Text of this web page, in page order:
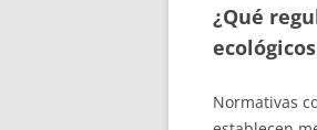
¿Qué
Normativas